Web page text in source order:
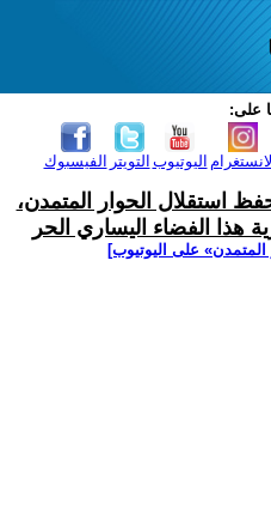
على:
الفيسبوك التويتر اليوتيوب
استقلال الحوار المتمدن،
هذا الفضاء اليساري الحر
على اليوتيوب]